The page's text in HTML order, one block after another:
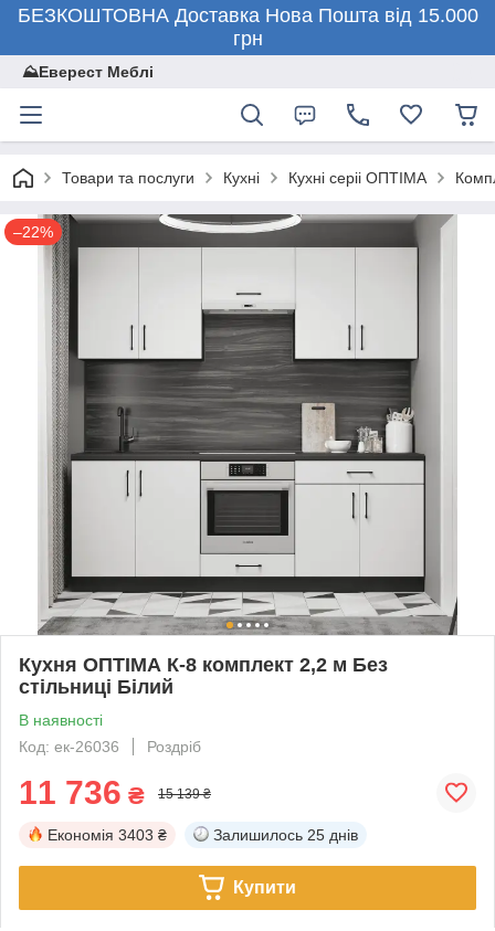
БЕЗКОШТОВНА Доставка Нова Пошта від 15.000
грн
⛰️Еверест Меблі
Товари та послуги Кухні Кухні серіі ОПТІМА
–22%
Кухня ОПТІМА К-8 комплект 2,2 м Без
стільниці Білий
В наявності
Код: ек-26036
Роздріб
11 736 ₴ 15 139 ₴
Економія 3403 ₴ Залишилось 25 днів
Купити